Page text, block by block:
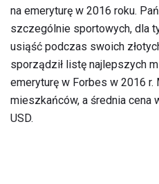
na emeryturę w 2016 roku.
szczególnie sportowych, dla
usiąść podczas swoich
sporządził listę najlepszych
emeryturę w Forbes w 2016 r.
mieszkańców, a średnia cena
USD.